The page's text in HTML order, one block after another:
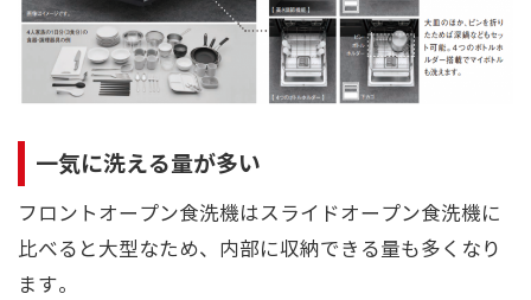
一気に洗える量が多い
フロントオープン食洗機はスライドオープン食洗機に
比べると大型なため、内部に収納できる量も多くなり
ます。